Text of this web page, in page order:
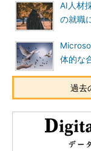
AI人材
の就職
体的な
過去